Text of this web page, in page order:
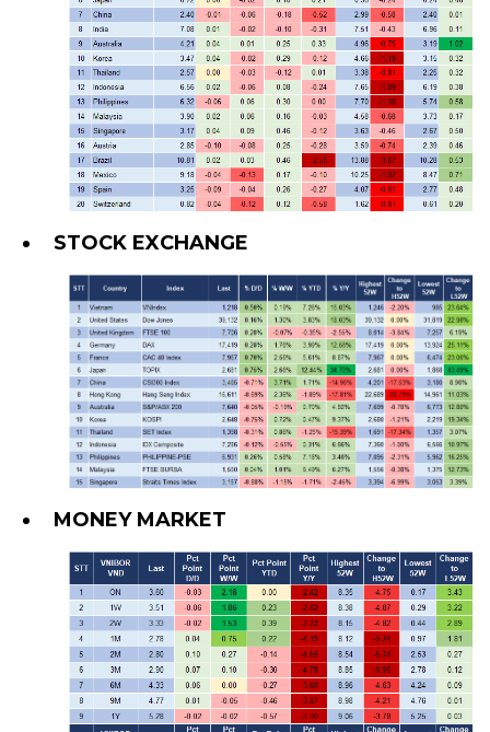
STOCK EXCHANGE
MONEY MARKET